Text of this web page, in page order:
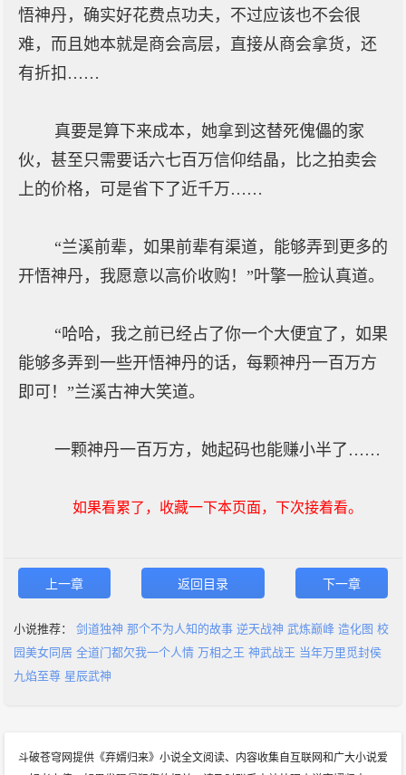
悟神丹，确实好花费点功夫，不过应该也不会很
难，而且她本就是商会高层，直接从商会拿货，还
有折扣……
真要是算下来成本，她拿到这替死傀儡的家
伙，甚至只需要话六七百万信仰结晶，比之拍卖会
上的价格，可是省下了近千万……
“兰溪前辈，如果前辈有渠道，能够弄到更多的
开悟神丹，我愿意以高价收购！”叶擎一脸认真道。
“哈哈，我之前已经占了你一个大便宜了，如果
能够多弄到一些开悟神丹的话，每颗神丹一百万方
即可！”兰溪古神大笑道。
一颗神丹一百万方，她起码也能赚小半了……
如果看累了，收藏一下本页面，下次接着看。
上一章 返回目录 下一章
小说推荐： 剑道独神 那个不为人知的故事 逆天战神 武炼巅峰 造化图 校
园美女同居 全道门都欠我一个人情 万相之王 神武战王 当年万里觅封侯
九焰至尊 星辰武神
斗破苍穹网提供《弃婿归来》小说全文阅读、内容收集自互联网和广大小说爱